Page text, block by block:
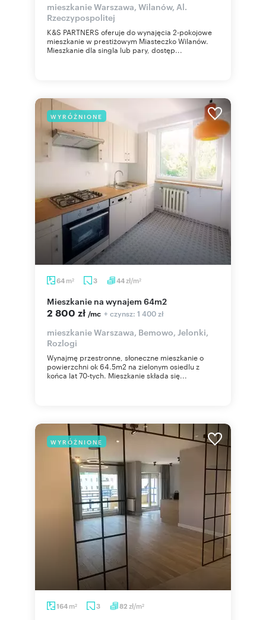
mieszkanie Warszawa, Wilanów, Al.
Rzeczypospolitej
K&S PARTNERS oferuje do wynajęcia 2-pokojowe
mieszkanie w prestiżowym Miasteczko Wilanów.
Mieszkanie dla singla lub pary, dostęp...
WYRÓŻNIONE
64 m2 3 44zł/m2
mieszkanie na wynajem 64m2
2 800 zł /mc + czynsz: 1 400 zł
mieszkanie Warszawa, Bemowo, Jelonki,
Rozlogi
Wynajmę przestronne, słoneczne mieszkanie o
powierzchni ok 64.5m2 na zielonym osiedlu z
końca lat 70-tych. Mieszkanie składa się...
WYRÓŻNIONE
164 m2 3 82 zł/m2